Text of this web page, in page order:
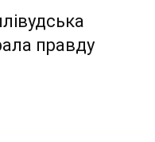
правду